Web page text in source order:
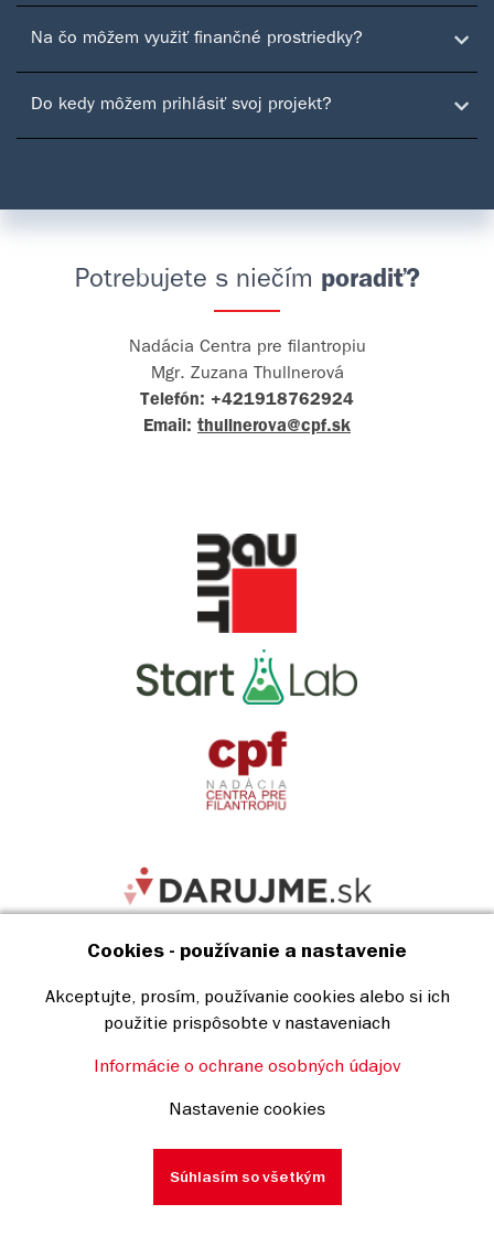
Na čo môžem využiť finančné prostriedky?
Do kedy môžem prihlásiť svoj projekt?
Potrebujete s niečím poradiť?
Nadácia Centra pre filantropiu
Mgr. Zuzana Thullnerová
Telefón: +421918762924
Email: thullnerova@cpf.sk
Copyright & Ochrana osobných údajov
Cookies - používanie a nastavenie
Akceptujte, prosím, používanie cookies alebo si ich
použitie prispôsobte v nastaveniach
Informácie o ochrane osobných údajov
Nastavenie cookies
Súhlasím so všetkým